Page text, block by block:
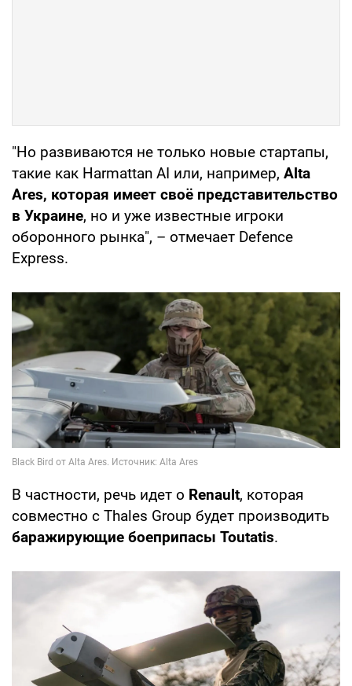
"Но развиваются не только новые стартапы,
такие как Harmattan AI или, например, Alta
Ares, которая имеет своё представительство
в Украине, но и уже известные игроки
оборонного рынка", – отмечает Defence
Express.
В частности, речь идет о Renault, которая
совместно с Thales Group будет производить
баражирующие боеприпасы Toutatis.